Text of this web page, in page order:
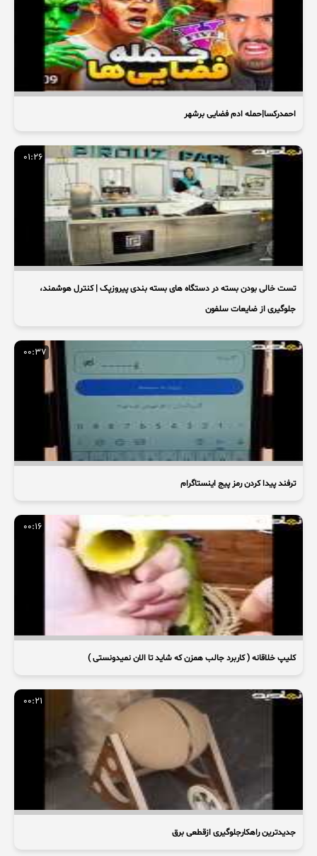
احمدرکسا|حمله ادم فضایی برشهر
01:26
تست خالی بودن بسته در دستگاه های بسته بندی پیروزپک | کنترل هوشمند،
جلوگیری از ضایعات سلفون
00:37
ترفند پیدا کردن رمز پیج اینستاگرام
00:16
کلیپ خلاقانه ( کاربرد جالب همزن که شاید تا الان نمیدونستی )
00:21
جدیدترین راهکارجلوگیری ازقطعی برق